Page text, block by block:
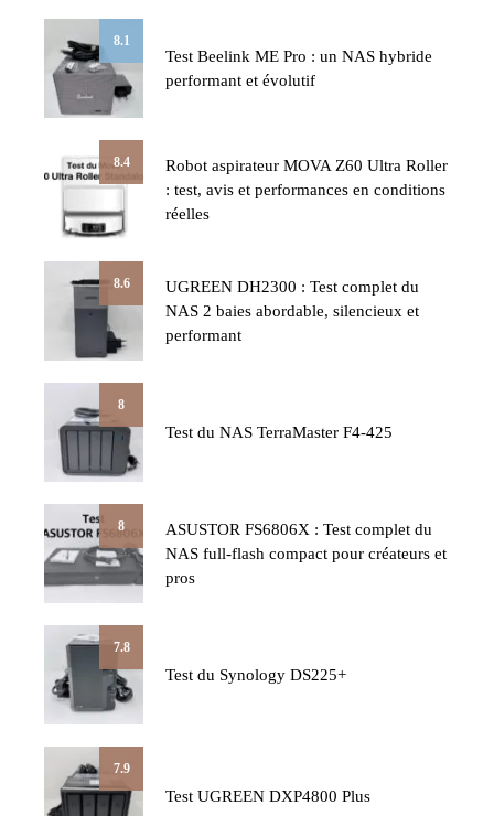
8.1
Test Beelink ME Pro : un NAS hybride
performant et évolutif
8.4
Robot aspirateur MOVA Z60 Ultra Roller
: test, avis et performances en conditions
réelles
8.6
UGREEN DH2300 : Test complet du
NAS 2 baies abordable, silencieux et
performant
8
Test du NAS TerraMaster F4-425
8
ASUSTOR FS6806X : Test complet du
NAS full-flash compact pour créateurs et
pros
7.8
Test du Synology DS225+
7.9
Test UGREEN DXP4800 Plus